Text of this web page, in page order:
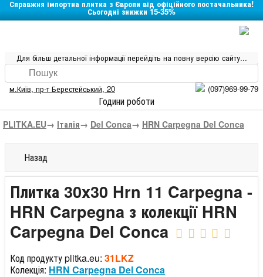
Справжня імпортна плитка з Європи від офіційного постачальника!
Сьогодні знижки 15-35%
Для більш детальної інформації перейдіть на повну версію сайту...
м.Київ, пр-т Берестейський, 20 (097)969-99-79
Години роботи
PLITKA.EU→ Італія→ Del Conca→ HRN Carpegna Del Conca
Назад
Плитка 30x30 Hrn 11 Carpegna -
HRN Carpegna з колекції HRN
Carpegna Del Conca
Код продукту plitka.eu: 31LKZ
Колекція: HRN Carpegna Del Conca